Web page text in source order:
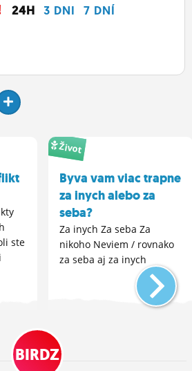
24H 3 DNI 7 DNÍ
ste
Život
Byva vam viac trapne
za inych alebo za
seba?
Za inych Za seba Za
nikoho Neviem / rovnako
za seba aj za inych
BIRDZ